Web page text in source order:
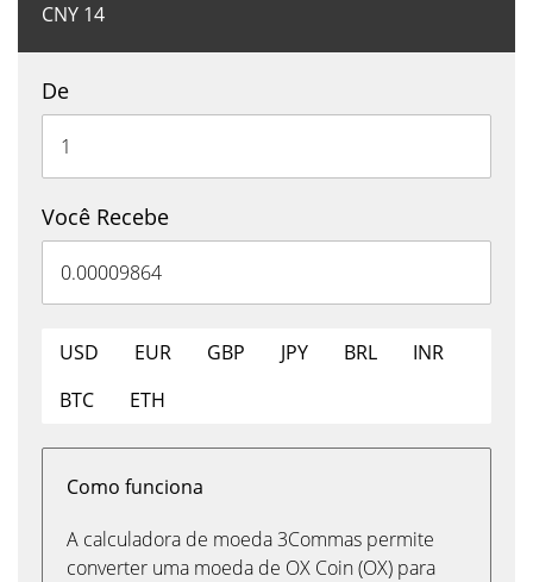
CNY 14
De
Você Recebe
USD EUR GBP JPY BRL
INR
BTC
ETH
Como funciona
A calculadora de moeda 3Commas permite
converter uma moeda de OX Coin (OX) para